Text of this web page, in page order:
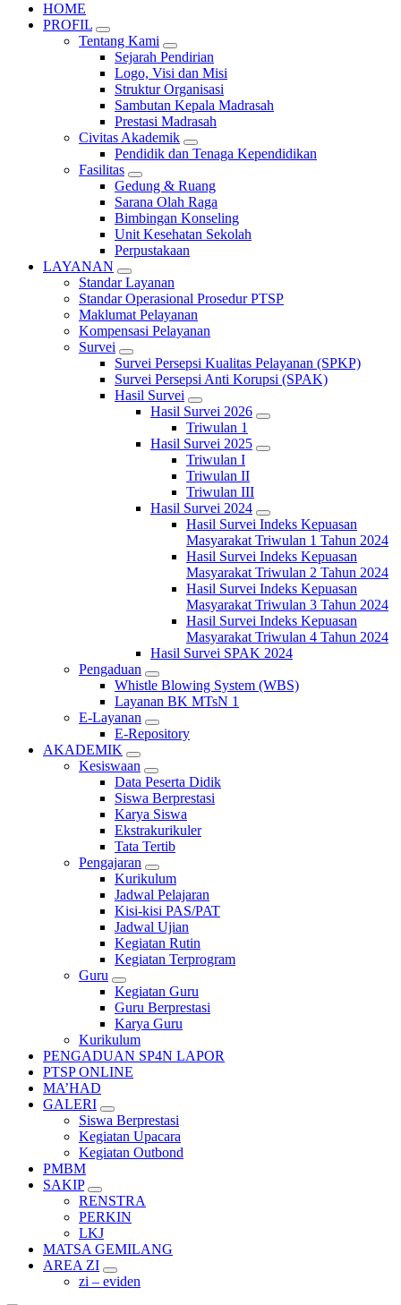
HOME
PROFIL
Tentang Kami
Sejarah Pendirian
Logo, Visi dan Misi
Struktur Organisasi
Sambutan Kepala Madrasah
Prestasi Madrasah
Civitas Akademik
Pendidik dan Tenaga Kependidikan
Fasilitas
Gedung & Ruang
Sarana Olah Raga
Bimbingan Konseling
Unit Kesehatan Sekolah
Perpustakaan
LAYANAN
Standar Layanan
Standar Operasional Prosedur PTSP
Maklumat Pelayanan
Kompensasi Pelayanan
Survei
Survei Persepsi Kualitas Pelayanan (SPKP)
Survei Persepsi Anti Korupsi (SPAK)
Hasil Survei
Hasil Survei 2026
Triwulan 1
Hasil Survei 2025
Triwulan I
Triwulan II
Triwulan III
Hasil Survei 2024
Hasil Survei Indeks Kepuasan
Masyarakat Triwulan 1 Tahun 2024
Hasil Survei Indeks Kepuasan
Masyarakat Triwulan 2 Tahun 2024
Hasil Survei Indeks Kepuasan
Masyarakat Triwulan 3 Tahun 2024
Hasil Survei Indeks Kepuasan
Masyarakat Triwulan 4 Tahun 2024
Hasil Survei SPAK 2024
Pengaduan
Whistle Blowing System (WBS)
Layanan BK MTsN 1
E-Layanan
E-Repository
AKADEMIK
Kesiswaan
Data Peserta Didik
Siswa Berprestasi
Karya Siswa
Ekstrakurikuler
Tata Tertib
Pengajaran
Kurikulum
Jadwal Pelajaran
Kisi-kisi PAS/PAT
Jadwal Ujian
Kegiatan Rutin
Kegiatan Terprogram
Guru
Kegiatan Guru
Guru Berprestasi
Karya Guru
Kurikulum
PENGADUAN SP4N LAPOR
PTSP ONLINE
MA’HAD
GALERI
Siswa Berprestasi
Kegiatan Upacara
Kegiatan Outbond
PMBM
SAKIP
RENSTRA
PERKIN
LKJ
MATSA GEMILANG
AREA ZI
zi – eviden